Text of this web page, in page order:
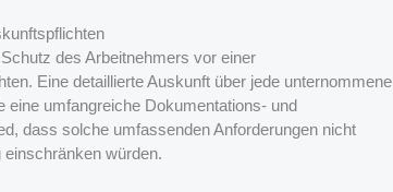
des Arbeitnehmers vor einer
Eine detaillierte Auskunft über jede unternommene
eine umfangreiche Dokumentations- und
dass solche umfassenden Anforderungen nicht
würden.